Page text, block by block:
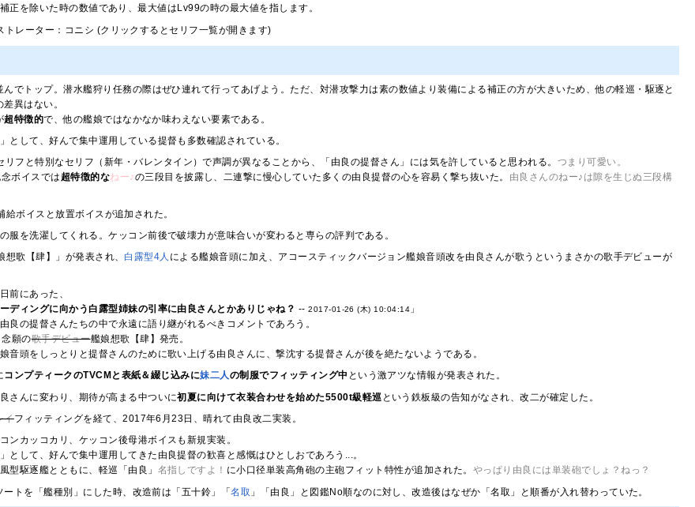
正を除いた時の数値であり、最大値はLv99の時の最大値を指します。
トレーター：コニシ (クリックするとセリフ一覧が開きます)
んでトップ。潜水艦狩り任務の際はぜひ連れて行ってあげよう。ただ、対潜攻撃力は素の数値より装備による補正の方が大きいため、他の軽巡・駆逐と
異はない。
超特徴的で、他の艦娘ではなかなか味わえない要素である。
」として、好んで集中運用している提督も多数確認されている。
リフと特別なセリフ（新年・バレンタイン）で声調が異なることから、「由良の提督さん」には気を許していると思われる。 つまり可愛い。
ボイスでは超特徴的なねー♪の三段目を披露し、二連撃に慢心していた多くの由良提督の心を容易く撃ち抜いた。 由良さんのねー♪は隙を生じぬ三段構
ボイスと放置ボイスが追加された。
服を洗濯してくれる。ケッコン前後で破壊力が意味合いが変わると専らの評判である。
歌【肆】」が発表され、 白 露型4人 による艦娘音頭に加え、アコースティックバージョン艦娘音頭改を由良さんが歌うというまさかの歌手デビューが
前にあった、
ディングに向かう白露型姉妹の引率に由良さんとかありじゃね？ --2017-01-26 (木) 10:04:14 」
良の提督さんたちの中で永遠に語り継がれるべきコメントであろう。
願の歌手デビュー艦娘想歌【肆】発売。
音頭をしっとりと提督さんのために歌い上げる由良さんに、撃沈する提督さんが後を絶たないようである。
コンプティークのTVCMと表紙＆綴じ込みに妹二人の制服でフィッティング中 という激アツな情報が発表された。
さんに変わり、期待が高まる中ついに初夏に向けて衣装合わせを始めた5500t級軽巡 という鉄板級の告知がなされ、改二が確定した。
イフィッティングを経て、2017年6月23日、晴れて由良改二実装。
ンカッコカリ、ケッコン後母港ボイスも新規実装。
」として、好んで集中運用してきた由良提督の歓喜と感慨はひとしおであろう...。
型駆逐艦とともに、軽巡「由良」 名指しですよ！ に小口径単装高角砲の主砲フィット特性が追加された。 やっぱり由良には単装砲でしょ？ねっ？
ートを「艦種別」にした時、改造前は「五十鈴」「名取 」「由良」と図鑑No順なのに対し、改造後はなぜか「名取」と順番が入れ替わっていた。